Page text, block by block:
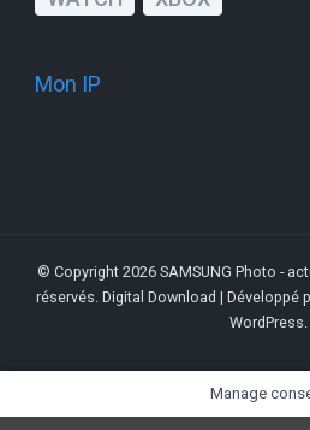
Mon IP
© Copyright 2026SAMSUNG Photo -
réservés. Digital Download | Développé
WordPress.
Manage